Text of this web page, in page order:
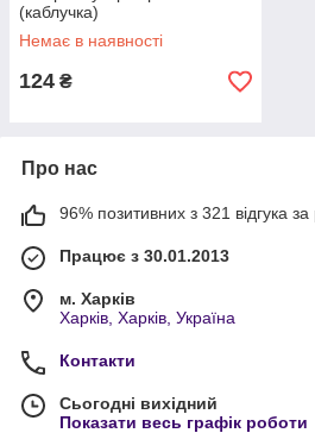
(каблучка)
Немає в наявності
124 ₴
Про нас
96% позитивних з 321 відгука за
Працює з 30.01.2013
м. Харків
Харків, Харків, Україна
Контакти
Сьогодні вихідний
Показати весь графік роботи